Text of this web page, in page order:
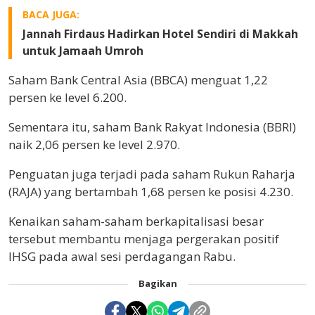
BACA JUGA:
Jannah Firdaus Hadirkan Hotel Sendiri di Makkah
untuk Jamaah Umroh
Saham Bank Central Asia (BBCA) menguat 1,22
persen ke level 6.200.
Sementara itu, saham Bank Rakyat Indonesia (BBRI)
naik 2,06 persen ke level 2.970.
Penguatan juga terjadi pada saham Rukun Raharja
(RAJA) yang bertambah 1,68 persen ke posisi 4.230.
Kenaikan saham-saham berkapitalisasi besar
tersebut membantu menjaga pergerakan positif
IHSG pada awal sesi perdagangan Rabu.
Bagikan